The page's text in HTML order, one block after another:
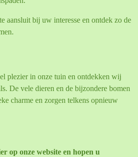
aansluit bij uw interesse en ontdek zo de
plezier in onze tuin en ontdekken wij
De vele dieren en de bijzondere bomen
charme en zorgen telkens opnieuw
op onze website en hopen u